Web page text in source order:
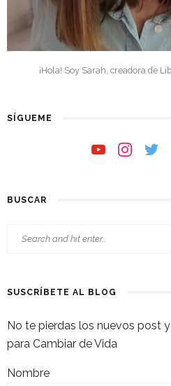
¡Hola! Soy Sarah, creadora de
SÍGUEME
youtubeinstagram
BUSCAR
SUSCRÍBETE AL BLOG
No te pierdas los nuevos post
para Cambiar de Vida
Nombre